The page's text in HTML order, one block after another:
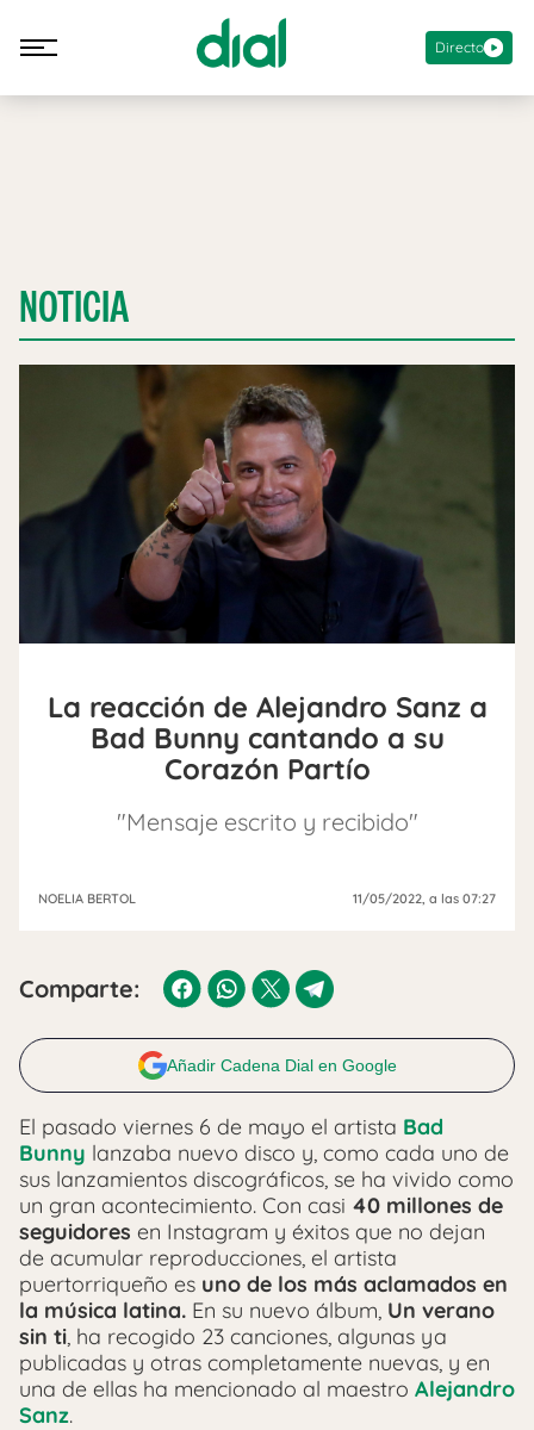
Directo
NOTICIA
La reacción de Alejandro Sanz a
Bad Bunny cantando a su
Corazón Partío
"Mensaje escrito y recibido"
NOELIA BERTOL 11/05/2022, a las 07:27
Comparte:
Añadir Cadena Dial en Google
El pasado viernes 6 de mayo el artista Bad
Bunny lanzaba nuevo disco y, como cada uno de
sus lanzamientos discográficos, se ha vivido como
un gran acontecimiento. Con casi 40 millones de
seguidores en Instagram y éxitos que no dejan
de acumular reproducciones, el artista
puertorriqueño es uno de los más aclamados en
la música latina. En su nuevo álbum, Un verano
sin ti, ha recogido 23 canciones, algunas ya
publicadas y otras completamente nuevas, y en
una de ellas ha mencionado al maestro Alejandro
Sanz.